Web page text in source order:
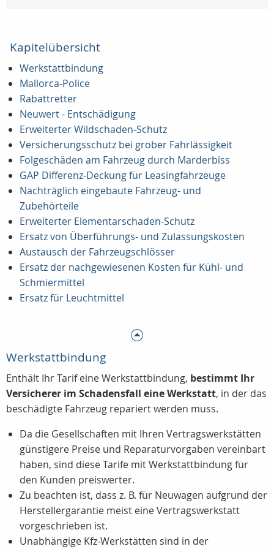
Kapitelübersicht
Werkstattbindung
Mallorca-Police
Rabattretter
Neuwert - Entschädigung
Erweiterter Wildschaden-Schutz
Versicherungsschutz bei grober Fahrlässigkeit
Folgeschäden am Fahrzeug durch Marderbiss
GAP Differenz-Deckung für Leasingfahrzeuge
Nachträglich eingebaute Fahrzeug- und
Zubehörteile
Erweiterter Elementarschaden-Schutz
Ersatz von Überführungs- und Zulassungskosten
Austausch der Fahrzeugschlösser
Ersatz der nachgewiesenen Kosten für Kühl- und
Schmiermittel
Ersatz für Leuchtmittel
Werkstattbindung
Enthält Ihr Tarif eine Werkstattbindung, bestimmt Ihr
Versicherer im Schadensfall eine Werkstatt, in der das
beschädigte Fahrzeug repariert werden muss.
Da die Gesellschaften mit Ihren Vertragswerkstätten
günstigere Preise und Reparaturvorgaben vereinbart
haben, sind diese Tarife mit Werkstattbindung für
den Kunden preiswerter.
Zu beachten ist, dass z. B. für Neuwagen aufgrund der
Herstellergarantie meist eine Vertragswerkstatt
vorgeschrieben ist.
Unabhängige Kfz-Werkstätten sind in der